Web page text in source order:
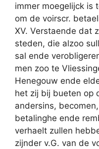
immer moegelijck is
om de voirscr.
XV. Verstaende dat
steden, die alzoo
sal ende
men zoo te
Henegouw ende
het zij bij bueten op
andersins,
betalinghe ende
verhaelt zullen
zijnder v.G. van de